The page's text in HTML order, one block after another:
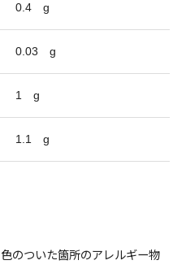
0.4 g
0.03 g
1 g
1.1 g
のついた箇所のアレルギー物